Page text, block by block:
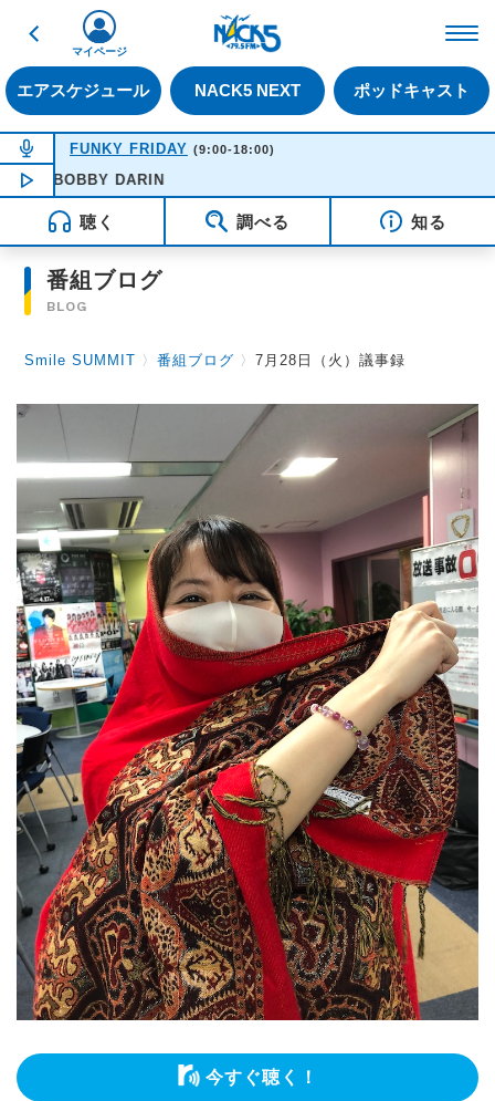
戻る
エアスケジュール NACK5 NEXT ポッドキャスト
マイページ
NOW ON AIR
FUNKY FRIDAY (9:00-18:00)
NOW PLAYING
BOBBY DARIN
聴く 調べる 知る
番組ブログ
BLOG
Smile SUMMIT 〉番組ブログ 〉7月28日（火）議事録
今すぐ聴く！